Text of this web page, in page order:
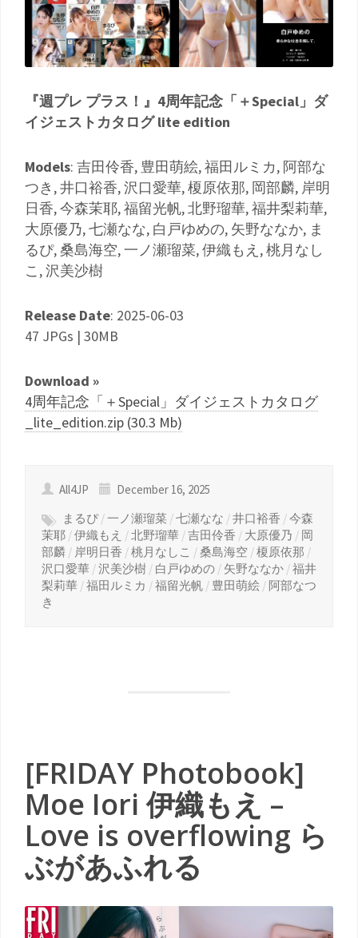
『週プレ プラス！』4周年記念「＋Special」ダ
イジェストカタログ lite edition
Models: 吉田伶香, 豊田萌絵, 福田ルミカ, 阿部な
つき, 井口裕香, 沢口愛華, 榎原依那, 岡部麟, 岸明
日香, 今森茉耶, 福留光帆, 北野瑠華, 福井梨莉華,
大原優乃, 七瀬なな, 白戸ゆめの, 矢野ななか, ま
るぴ, 桑島海空, 一ノ瀬瑠菜, 伊織もえ, 桃月なし
こ, 沢美沙樹
Release Date: 2025-06-03
47 JPGs | 30MB
Download »
4周年記念「＋Special」ダイジェストカタログ
_lite_edition.zip (30.3 Mb)
All4JP
December 16, 2025
まるぴ /一ノ瀬瑠菜 /七瀬なな /井口裕香 /今森
茉耶 /伊織もえ /北野瑠華 /吉田伶香 / 大原優乃 / 岡
部麟 / 岸明日香 /桃月なしこ / 桑島海空 /榎原依那 /
沢口愛華 /沢美沙樹 / 白戸ゆめの / 矢野ななか /福井
梨莉華 /福田ルミカ /福留光帆 / 豊田萌絵 / 阿部なつ
き
[FRIDAY Photobook]
Moe Iori 伊織もえ –
Love is overflowing ら
ぶがあふれる